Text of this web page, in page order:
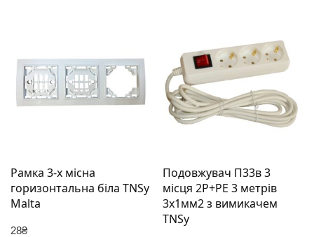
Рамка 3-х місна
горизонтальна біла TNSy
Malta
28₴
Подовжувач П33в 3
місця 2Р+РЕ 3 метрів
3х1мм2 з вимикачем
TNSy